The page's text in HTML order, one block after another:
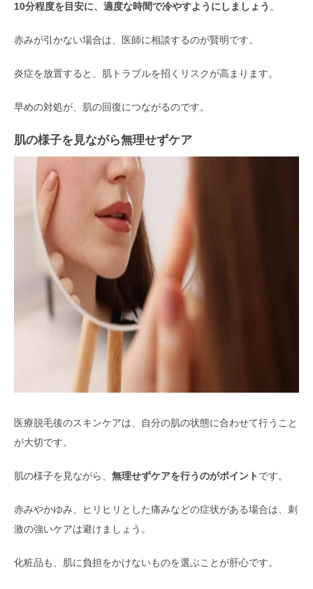
10分程度を目安に、適度な時間で冷やすようにしましょう 。
赤みが引かない場合は、医師に相談するのが賢明です。
炎症を放置すると、肌トラブルを招くリスクが高まります。
早めの対処が、肌の回復につながるのです。
肌の様子を見ながら無理せずケア
医療脱毛後のスキンケアは、自分の肌の状態に合わせて行うこと
が大切です。
肌の様子を見ながら、 無理せずケアを行うのがポイント です。
赤みやかゆみ、ヒリヒリとした痛みなどの症状がある場合は、刺
激の強いケアは避けましょう。
化粧品も、肌に負担をかけないものを選ぶことが肝心です。